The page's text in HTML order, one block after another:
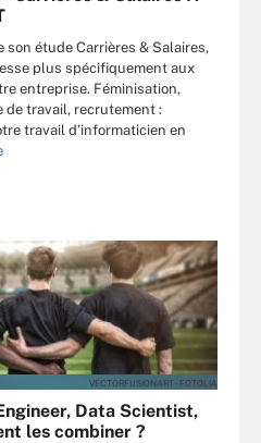
son étude Carrières & Salaires,
plus spécifiquement aux
entreprise. Féminisation,
de travail, recrutement :
travail d’informaticien en
VECTORFUSIONART - FOTOLIA
Data Scientist,
les combiner ?